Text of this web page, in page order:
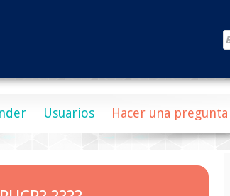
Usuarios Hacer una pregunta